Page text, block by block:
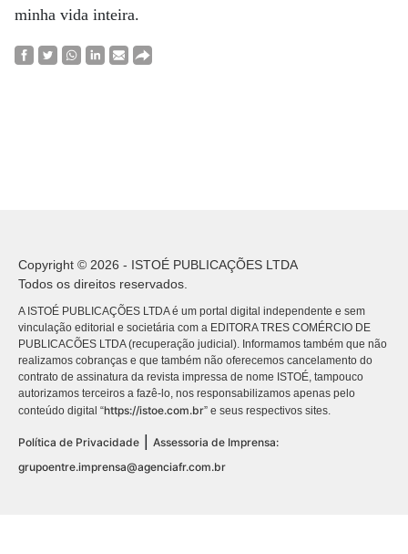
minha vida inteira.
Copyright © 2026 - ISTOÉ PUBLICAÇÕES LTDA
Todos os direitos reservados.
A ISTOÉ PUBLICAÇÕES LTDA é um portal digital independente e sem
vinculação editorial e societária com a EDITORA TRES COMÉRCIO DE
PUBLICACÕES LTDA (recuperação judicial). Informamos também que não
realizamos cobranças e que também não oferecemos cancelamento do
contrato de assinatura da revista impressa de nome ISTOÉ, tampouco
autorizamos terceiros a fazê-lo, nos responsabilizamos apenas pelo
conteúdo digital “https://istoe.com.br” e seus respectivos sites.
Política de Privacidade
Assessoria de Imprensa:
grupoentre.imprensa@agenciafr.com.br